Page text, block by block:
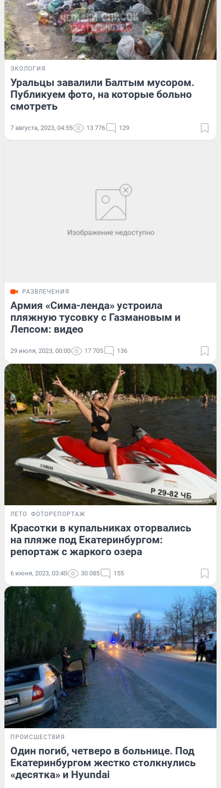
ЭКОЛОГИЯ
Уральцы завалили Балтым мусором.
Публикуем фото, на которые больно
смотреть
7 августа, 2023, 04:55 13 776 129
РАЗВЛЕЧЕНИЯ
Армия «Сима-ленда» устроила
пляжную тусовку с Газмановым и
Лепсом: видео
29 июля, 2023, 00:00 17 705 136
ЛЕТО ФОТОРЕПОРТАЖ
Красотки в купальниках оторвались
на пляже под Екатеринбургом:
репортаж с жаркого озера
6 июня, 2023, 03:40 30 085 155
ПРОИСШЕСТВИЯ
Один погиб, четверо в больнице. Под
Екатеринбургом жестко столкнулись
«десятка» и Hyundai